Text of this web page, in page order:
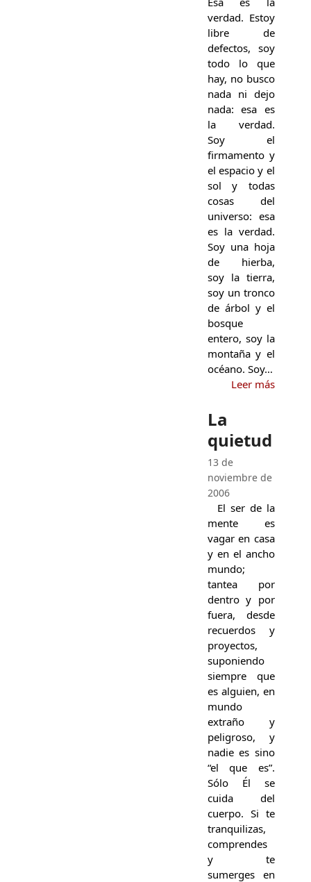
verdad. Estoy
libre de
defectos, soy
todo lo que
hay, no busco
nada ni dejo
nada: esa es
la verdad.
Soy el
firmamento y
el espacio y el
sol y todas
cosas del
universo: esa
es la verdad.
Soy una hoja
de hierba,
soy la tierra,
soy un tronco
de árbol y el
bosque
entero, soy la
montaña y el
océano. Soy…
Leer más
La
quietud
13 de
noviembre de
2006
El ser de la
mente es
vagar en casa
y en el ancho
mundo;
tantea por
dentro y por
fuera, desde
recuerdos y
proyectos,
suponiendo
siempre que
es alguien, en
mundo
extraño y
peligroso, y
nadie es sino
“el que es”.
Sólo Él se
cuida del
cuerpo. Si te
tranquilizas,
comprendes
y te
sumerges en